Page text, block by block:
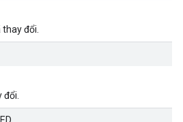
đổi.